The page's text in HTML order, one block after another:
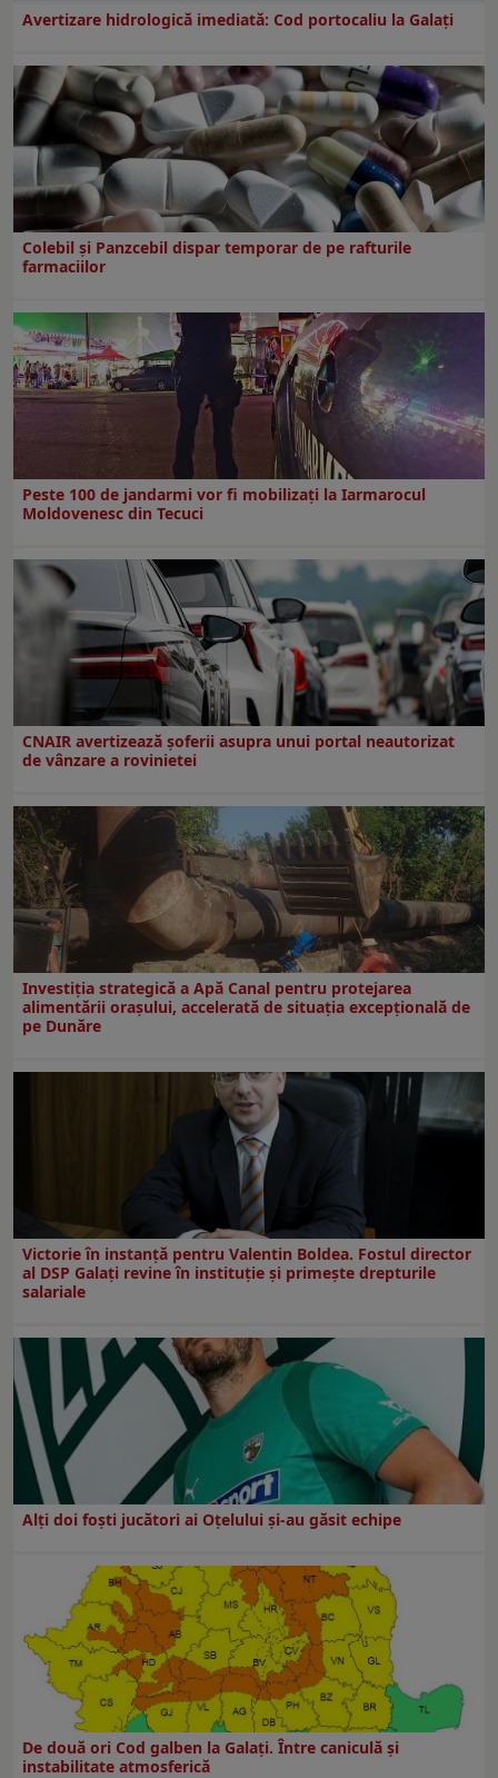
Avertizare hidrologică imediată: Cod portocaliu la Galaţi
Colebil și Panzcebil dispar temporar de pe rafturile
farmaciilor
Peste 100 de jandarmi vor fi mobilizați la Iarmarocul
Moldovenesc din Tecuci
CNAIR avertizează șoferii asupra unui portal neautorizat
de vânzare a rovinietei
Investiția strategică a Apă Canal pentru protejarea
alimentării orașului, accelerată de situația excepțională de
pe Dunăre
Victorie în instanță pentru Valentin Boldea. Fostul director
al DSP Galați revine în instituție și primește drepturile
salariale
Alți doi foști jucători ai Oțelului și-au găsit echipe
De două ori Cod galben la Galaţi. Între caniculă şi
instabilitate atmosferică